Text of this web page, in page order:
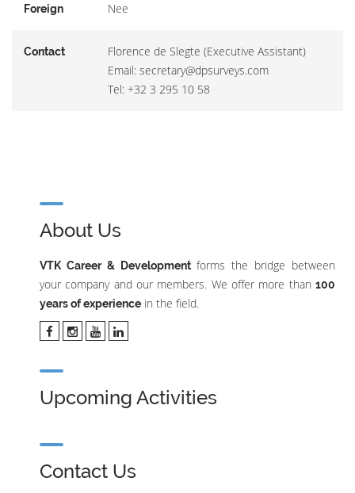
Foreign Nee
Contact
Florence de Slegte (Executive Assistant)
Email: secretary@dpsurveys.com
Tel: +32 3 295 10 58
About Us
VTK Career & Developmentforms the bridge between
your company and our members. We offer more than 100
years of experience in the field.
Upcoming Activities
Contact Us